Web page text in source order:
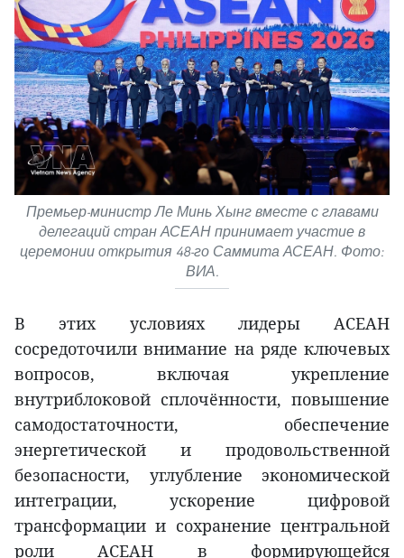
Премьер-министр Ле Минь Хынг вместе с главами
делегаций стран АСЕАН принимает участие в
церемонии открытия 48-го Саммита АСЕАН. Фото:
ВИА.
В этих условиях лидеры АСЕАН
сосредоточили внимание на ряде ключевых
вопросов, включая укрепление
внутриблоковой сплочённости, повышение
самодостаточности, обеспечение
энергетической и продовольственной
безопасности, углубление экономической
интеграции, ускорение цифровой
трансформации и сохранение центральной
роли АСЕАН в формирующейся